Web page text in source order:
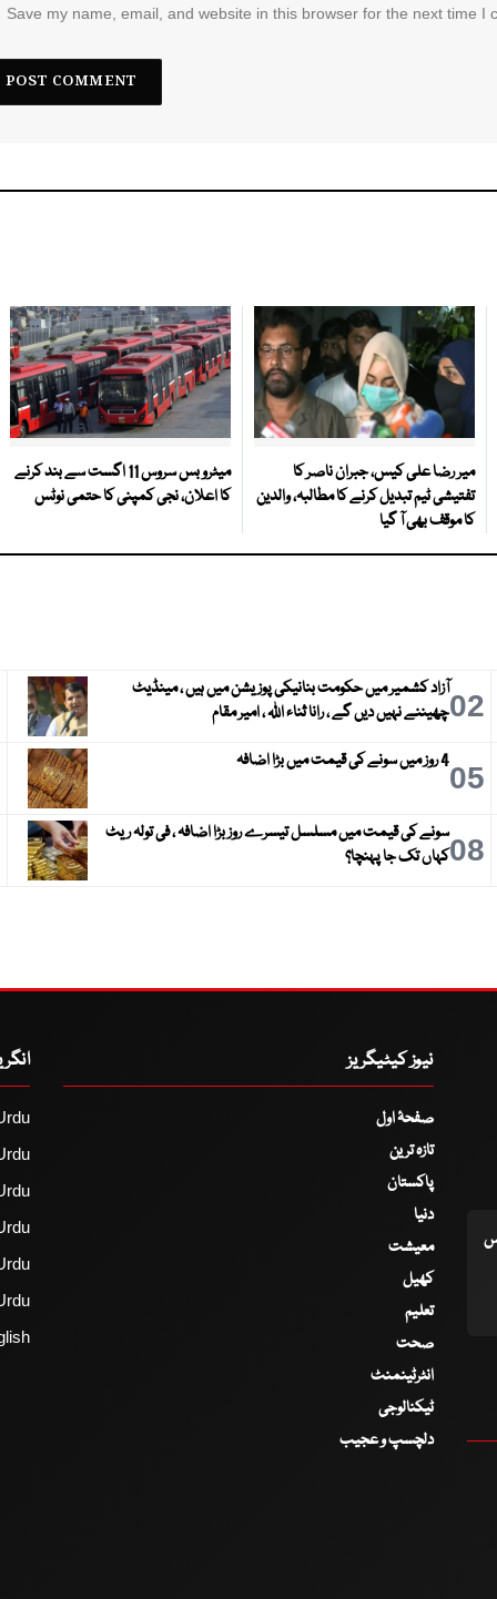
Save my name, email, and website in this browser for the next time I
میر رضا علی کیس، جبران ناصر کا
تفتیشی ٹیم تبدیل کرنے کا مطالبہ، والدین
کا موقف بھی آ گیا
میٹرو بس سروس 11 اگست سے بند کرنے
کا اعلان، نجی کمپنی کا حتمی نوٹس
02آزاد کشمیر میں حکومت بنانیکی پوزیشن میں ہیں ، مینڈیٹ
چھیننے نہیں دیں گے ، رانا ثناء اللہ ، امیر مقام
054 روز میں سونے کی قیمت میں بڑا اضافہ
08سونے کی قیمت میں مسلسل تیسرے روز بڑا اضافہ ، فی تولہ ریٹ
کہاں تک جا پہنچا؟
نیوز کیٹیگریز
صفحۂ اول
تازہ ترین
پاکستان
دنیا
معیشت
کھیل
تعلیم
صحت
انٹرٹینمنٹ
ٹیکنالوجی
دلچسپ و عجیب